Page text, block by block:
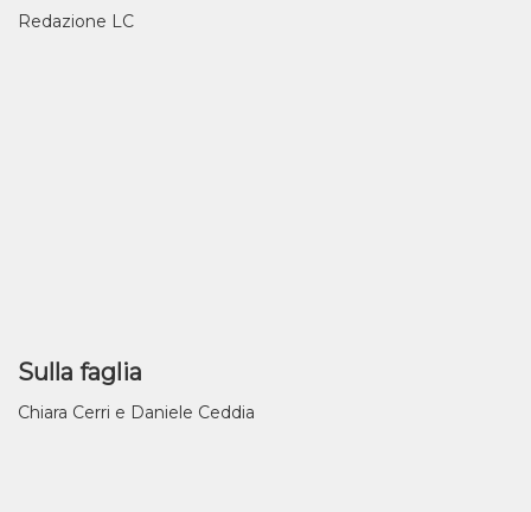
Redazione LC
Sulla faglia
Chiara Cerri e Daniele Ceddia